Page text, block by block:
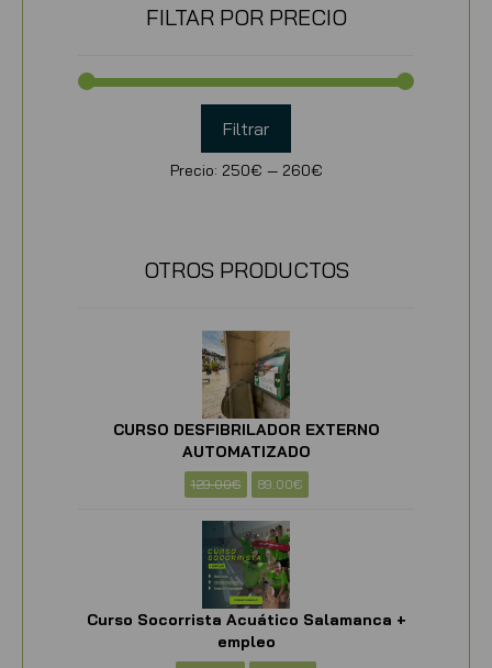
FILTAR POR PRECIO
Filtrar
Precio: 250€ — 260€
OTROS PRODUCTOS
CURSO DESFIBRILADOR EXTERNO
AUTOMATIZADO
129.00€ 89.00€
Curso Socorrista Acuático Salamanca +
empleo